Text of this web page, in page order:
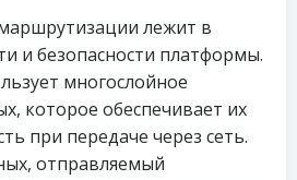
лежит в
и безопасности платформы.
многослойное
которое обеспечивает их
при передаче через сеть.
отправляемый